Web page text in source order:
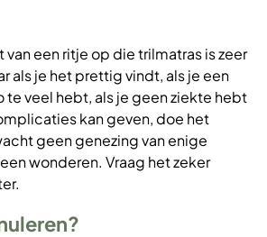
een ritje op die trilmatras is zeer
als je het prettig vindt, als je een
te veel hebt, als je geen ziekte hebt
kan geven, doe het
geen genezing van enige
wonderen. Vraag het zeker